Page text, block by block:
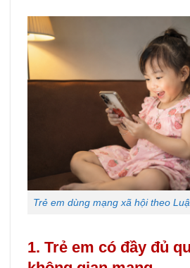
Trẻ em dùng mạng xã hội theo
1. Trẻ em có đầy đủ